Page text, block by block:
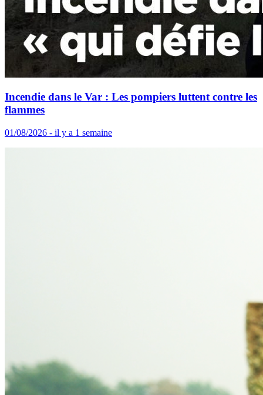
Incendie dans le Var : Les pompiers luttent contre les
flammes
01/08/2026 - il y a 1 semaine